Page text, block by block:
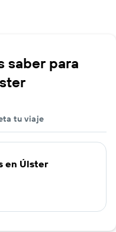
saber para
tu viaje
en Úlster